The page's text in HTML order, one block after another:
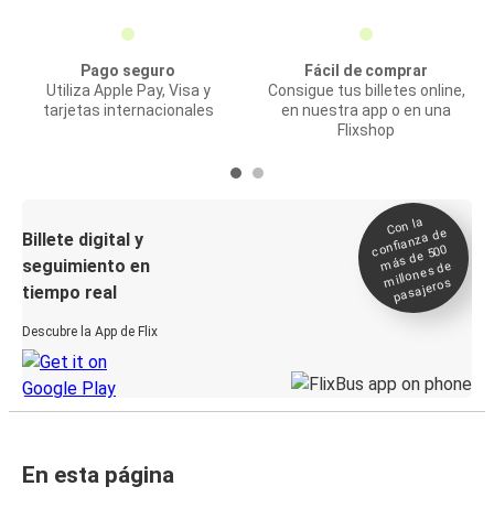
Pago seguro
Utiliza Apple Pay, Visa y
tarjetas internacionales
Fácil de comprar
Consigue tus billetes online,
en nuestra app o en una
Flixshop
Billete digital y
seguimiento en
tiempo real
Descubre la App de Flix
Con la
confianza de
más de 500
millones de
pasajeros
En esta página